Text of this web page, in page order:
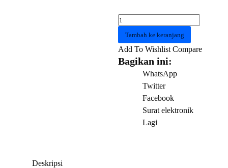
Kuantitas
AXIOO
MyBook
Celeron
Tambah ke keranjang
Add To Wishlist Compare
Bagikan ini:
WhatsApp
Twitter
Facebook
Surat elektronik
Lagi
Deskripsi